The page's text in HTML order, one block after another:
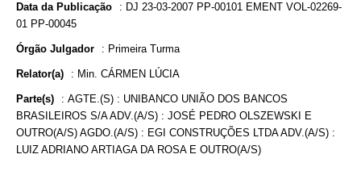
Data da Publicação : DJ 23-03-2007 PP-00101 EMENT VOL-02269-
01 PP-00045
Órgão Julgador : Primeira Turma
Relator(a) : Min. CÁRMEN LÚCIA
Parte(s) : AGTE.(S) : UNIBANCO UNIÃO DOS BANCOS
BRASILEIROS S/A ADV.(A/S) : JOSÉ PEDRO OLSZEWSKI E
OUTRO(A/S) AGDO.(A/S) : EGI CONSTRUÇÕES LTDA ADV.(A/S) :
LUIZ ADRIANO ARTIAGA DA ROSA E OUTRO(A/S)